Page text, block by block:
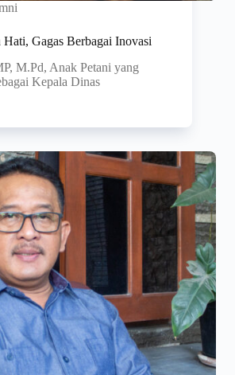
Gagas Berbagai Inovasi
M.Pd, Anak Petani yang
Kepala Dinas